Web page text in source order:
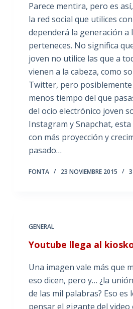
Parece mentira, pero es
la red social que utilices
dependerá la generación a
perteneces. No significa
joven no utilice las que a
vienen a la cabeza, como
Twitter, pero
menos tiempo del que
del ocio electrónico joven
Instagram y Snapchat,
con más proyección y
pasado…
FONTA 23 NOVIEMBRE 2015
GENERAL
Youtube llega al
Una imagen vale más que
eso dicen, pero y… ¿la
de las mil palabras? Eso es
pensar el gigante del